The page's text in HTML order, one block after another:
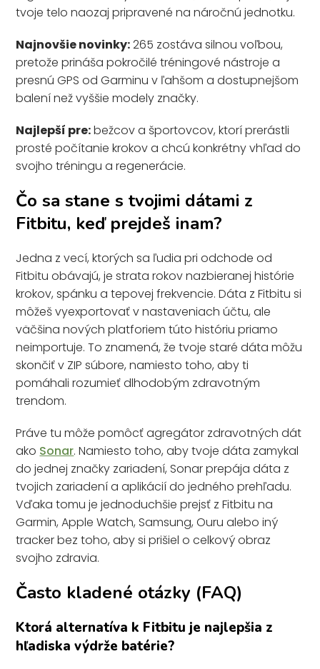
tvoje telo naozaj pripravené na náročnú jednotku.
Najnovšie novinky:265 zostáva silnou voľbou,
pretože prináša pokročilé tréningové nástroje a
presnú GPS od Garminu v ľahšom a dostupnejšom
balení než vyššie modely značky.
Najlepší pre:bežcov a športovcov, ktorí prerástli
prosté počítanie krokov a chcú konkrétny vhľad do
svojho tréningu a regenerácie.
Čo sa stane s tvojimi dátami z
Fitbitu, keď prejdeš inam?
Jedna z vecí, ktorých sa ľudia pri odchode od
Fitbitu obávajú, je strata rokov nazbieranej histórie
krokov, spánku a tepovej frekvencie. Dáta z Fitbitu si
môžeš vyexportovať v nastaveniach účtu, ale
väčšina nových platforiem túto históriu priamo
neimportuje. To znamená, že tvoje staré dáta môžu
skončiť v ZIP súbore, namiesto toho, aby ti
pomáhali rozumieť dlhodobým zdravotným
trendom.
Práve tu môže pomôcť agregátor zdravotných dát
ako Sonar. Namiesto toho, aby tvoje dáta zamykal
do jednej značky zariadení, Sonar prepája dáta z
tvojich zariadení a aplikácií do jedného prehľadu.
Vďaka tomu je jednoduchšie prejsť z Fitbitu na
Garmin, Apple Watch, Samsung, Ouru alebo iný
tracker bez toho, aby si prišiel o celkový obraz
svojho zdravia.
Často kladené otázky (FAQ)
Ktorá alternatíva k Fitbitu je najlepšia z
hľadiska výdrže batérie?